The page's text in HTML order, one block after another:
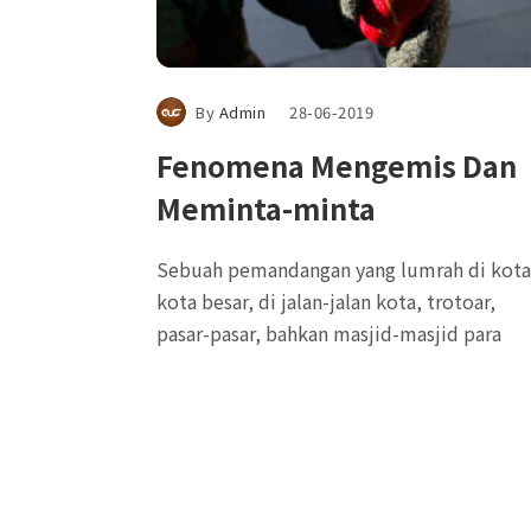
By Admin 28-06-2019
Fenomena Mengemis Dan
Meminta-minta
Sebuah pemandangan yang lumrah di
kota besar, di jalan-jalan kota, trotoar,
pasar-pasar, bahkan masjid-masjid para